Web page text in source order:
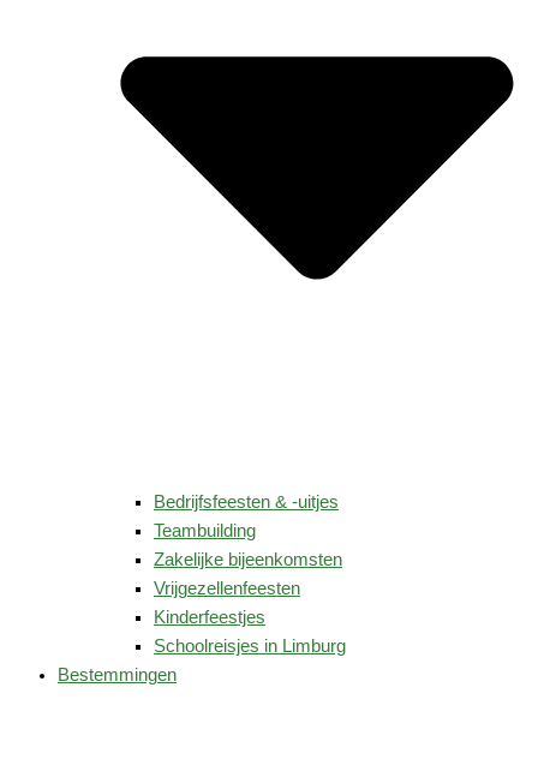
Bedrijfsfeesten & -uitjes
Teambuilding
Zakelijke bijeenkomsten
Vrijgezellenfeesten
Kinderfeestjes
Schoolreisjes in Limburg
Bestemmingen